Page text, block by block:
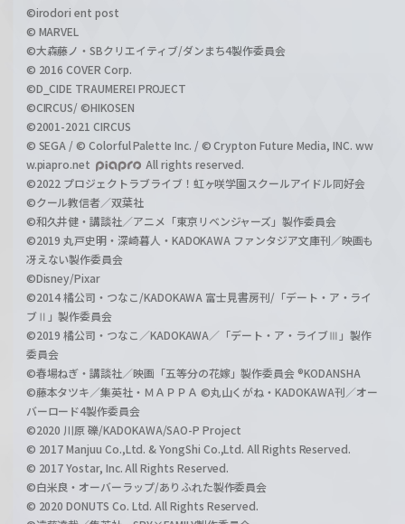
©irodori ent post
© MARVEL
©大森藤ノ・SBクリエイティブ/ダンまち4製作委員会
© 2016 COVER Corp.
©D_CIDE TRAUMEREI PROJECT
©CIRCUS/ ©HIKOSEN
©2001-2021 CIRCUS
© SEGA / © Colorful Palette Inc. / © Crypton Future Media, INC. ww
w.piapro.net
All rights reserved.
©2022 プロジェクトラブライブ！虹ヶ咲学園スクールアイドル同好会
©クール教信者／双葉社
©和久井健・講談社／アニメ「東京リベンジャーズ」製作委員会
©2019 丸戸史明・深崎暮人・KADOKAWA ファンタジア文庫刊／映画も
冴えない製作委員会
©Disney/Pixar
©2014 橘公司・つなこ/KADOKAWA 富士見書房刊/「デート・ア・ライ
ブⅡ」製作委員会
©2019 橘公司・つなこ／KADOKAWA／「デート・ア・ライブⅢ」製作
委員会
©春場ねぎ・講談社／映画「五等分の花嫁」製作委員会 ®KODANSHA
©藤本タツキ／集英社・ＭＡＰＰＡ ©丸山くがね・KADOKAWA刊／オー
バーロード4製作委員会
©2020 川原 礫/KADOKAWA/SAO-P Project
© 2017 Manjuu Co.,Ltd. & YongShi Co.,Ltd. All Rights Reserved.
© 2017 Yostar, Inc. All Rights Reserved.
©白米良・オーバーラップ/ありふれた製作委員会
© 2020 DONUTS Co. Ltd. All Rights Reserved.